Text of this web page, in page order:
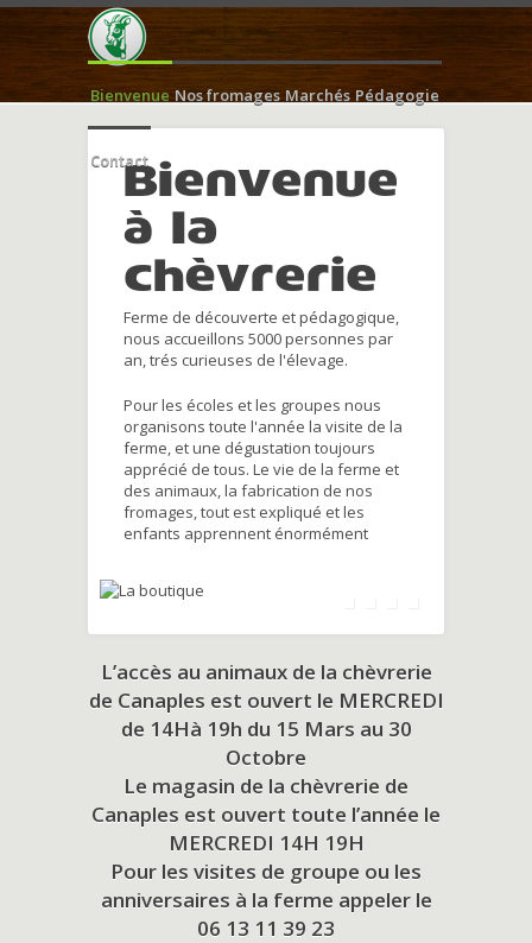
Bienvenue Nos fromages Marchés Pédagogie
ContactBienvenue
à la
chèvrerie
Ferme de découverte et pédagogique,
nous accueillons 5000 personnes par
an, trés curieuses de l'élevage.
Pour les écoles et les groupes nous
organisons toute l'année la visite de la
ferme, et une dégustation toujours
apprécié de tous. Le vie de la ferme et
des animaux, la fabrication de nos
fromages, tout est expliqué et les
enfants apprennent énormément
L’accès au animaux de la chèvrerie
de Canaples est ouvert le MERCREDI
de 14Hà 19h du 15 Mars au 30
Octobre
Le magasin de la chèvrerie de
Canaples est ouvert toute l’année le
MERCREDI 14H 19H
Pour les visites de groupe ou les
anniversaires à la ferme appeler le
06 13 11 39 23